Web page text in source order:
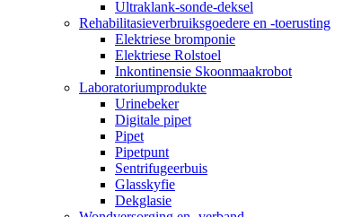
Ultraklank-sonde-deksel
Rehabilitasieverbruiksgoedere en -toerusting
Elektriese bromponie
Elektriese Rolstoel
Inkontinensie Skoonmaakrobot
Laboratoriumprodukte
Urinebeker
Digitale pipet
Pipet
Pipetpunt
Sentrifugeerbuis
Glasskyfie
Dekglasie